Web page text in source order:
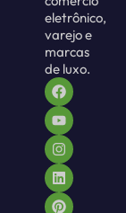
eletrônico,
varejo e
marcas
de luxo.